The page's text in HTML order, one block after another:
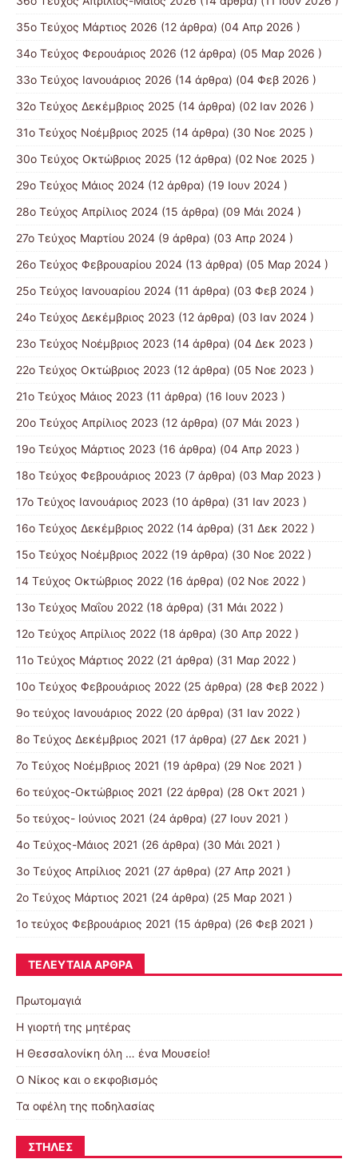
35ο Τεύχος Μάρτιος 2026 (12 άρθρα) (04 Απρ 2026 )
34ο Τεύχος Φερουάριος 2026 (12 άρθρα) (05 Μαρ 2026 )
33ο Τεύχος Ιανουάριος 2026 (14 άρθρα) (04 Φεβ 2026 )
32ο Τεύχος Δεκέμβριος 2025 (14 άρθρα) (02 Ιαν 2026 )
31ο Τεύχος Νοέμβριος 2025 (14 άρθρα) (30 Νοε 2025 )
30ο Τεύχος Οκτώβριος 2025 (12 άρθρα) (02 Νοε 2025 )
29ο Τεύχος Μάιος 2024 (12 άρθρα) (19 Ιουν 2024 )
28ο Τεύχος Απρίλιος 2024 (15 άρθρα) (09 Μάι 2024 )
27ο Τεύχος Μαρτίου 2024 (9 άρθρα) (03 Απρ 2024 )
26ο Τεύχος Φεβρουαρίου 2024 (13 άρθρα) (05 Μαρ 2024 )
25ο Τεύχος Ιανουαρίου 2024 (11 άρθρα) (03 Φεβ 2024 )
24ο Τεύχος Δεκέμβριος 2023 (12 άρθρα) (03 Ιαν 2024 )
23ο Τεύχος Νοέμβριος 2023 (14 άρθρα) (04 Δεκ 2023 )
22ο Τεύχος Οκτώβριος 2023 (12 άρθρα) (05 Νοε 2023 )
21ο Τεύχος Μάιος 2023 (11 άρθρα) (16 Ιουν 2023 )
20ο Τεύχος Απρίλιος 2023 (12 άρθρα) (07 Μάι 2023 )
19ο Τεύχος Μάρτιος 2023 (16 άρθρα) (04 Απρ 2023 )
18ο Τεύχος Φεβρουάριος 2023 (7 άρθρα) (03 Μαρ 2023 )
17ο Τεύχος Ιανουάριος 2023 (10 άρθρα) (31 Ιαν 2023 )
16ο Τεύχος Δεκέμβριος 2022 (14 άρθρα) (31 Δεκ 2022 )
15o Τεύχος Νοέμβριος 2022 (19 άρθρα) (30 Νοε 2022 )
14 Tεύχος Οκτώβριος 2022 (16 άρθρα) (02 Νοε 2022 )
13ο Τεύχος Μαΐου 2022 (18 άρθρα) (31 Μάι 2022 )
12ο Τεύχος Απρίλιος 2022 (18 άρθρα) (30 Απρ 2022 )
11o Tεύχος Μάρτιος 2022 (21 άρθρα) (31 Μαρ 2022 )
10o Tεύχος Φεβρουάριος 2022 (25 άρθρα) (28 Φεβ 2022 )
9o τεύχος Ιανουάριος 2022 (20 άρθρα) (31 Ιαν 2022 )
8o Tεύχος Δεκέμβριος 2021 (17 άρθρα) (27 Δεκ 2021 )
7o Τεύχος Νοέμβριος 2021 (19 άρθρα) (29 Νοε 2021 )
6ο τεύχος-Οκτώβριος 2021 (22 άρθρα) (28 Οκτ 2021 )
5ο τεύχος- Ιούνιος 2021 (24 άρθρα) (27 Ιουν 2021 )
4o Tεύχος-Μάιος 2021 (26 άρθρα) (30 Μάι 2021 )
3ο Τεύχος Απρίλιος 2021 (27 άρθρα) (27 Απρ 2021 )
2o Tεύχος Μάρτιος 2021 (24 άρθρα) (25 Μαρ 2021 )
1ο τεύχος Φεβρουάριος 2021 (15 άρθρα) (26 Φεβ 2021 )
ΤΕΛΕΥΤΑΊΑ ΆΡΘΡΑ
Πρωτομαγιά
Η γιορτή της μητέρας
Η Θεσσαλονίκη όλη … ένα Μουσείο!
Ο Νίκος και ο εκφοβισμός
Τα οφέλη της ποδηλασίας
ΣΤΉΛΕΣ